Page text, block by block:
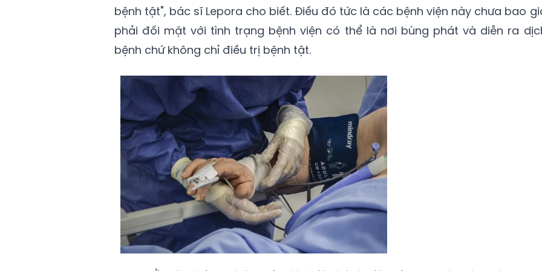
bệnh tật", bác sĩ Lepora cho biết. Điều đó tức là các bệnh viện này chưa bao
phải đối mặt với tình trạng bệnh viện có thể là nơi bùng phát và diễn ra
bệnh chứ không chỉ điều trị bệnh tật.